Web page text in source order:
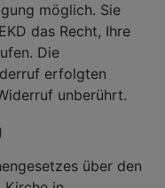
möglich. Sie
das Recht, Ihre
Die
erfolgten
unberührt.
über den